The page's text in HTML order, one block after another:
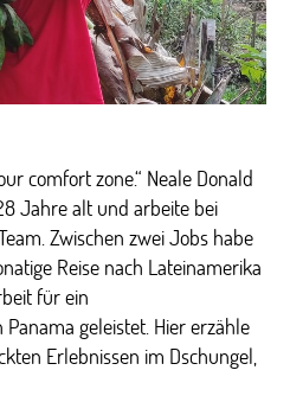
comfort zone.“ Neale Donald
Jahre alt und arbeite bei
Zwischen zwei Jobs habe
Reise nach Lateinamerika
für ein
geleistet. Hier erzähle
Erlebnissen im Dschungel,